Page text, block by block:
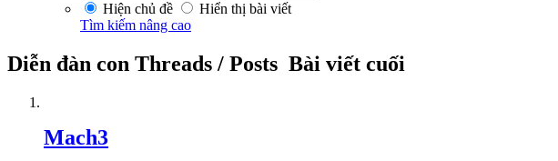
Hiện chủ đề
Hiển thị bài viết
Tìm kiếm nâng cao
Diễn đàn con Threads / Posts Bài viết cuối
Mach3